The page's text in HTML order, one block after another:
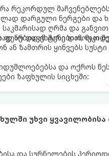
რეკორდულ
დარგული ნერგები და
ღრმა და
ფენებიდან ტენი
არ დავეხმარებით, მათ
ზამთრის ყინვებს
და ოქროს
ზაფხულის სიცხეში:
უხვი ყვავილობისა
და სურნელების